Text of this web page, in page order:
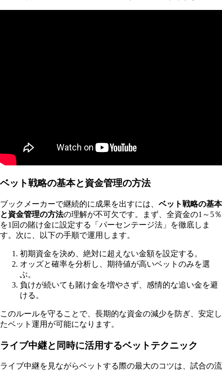
ベット戦略の基本と資金管理の方法
ブックメーカーで継続的に成果を出すには、 ベット戦略の基本
と資金管理の方法の理解が不可欠です。まず、全資金の1～5％
を1回の賭け金に設定する「パーセンテージ法」を徹底しま
す。次に、以下の手順で運用します。
初期資金を決め、絶対に超えない金額を設定する。
オッズと確率を分析し、期待値が高いベットのみを選
ぶ。
負けが続いても賭け金を増やさず、感情的な追い金を避
ける。
このルールを守ることで、長期的な資金の減少を防ぎ、安定し
たベット運用が可能になります。
ライブ中継と同時に活用するベットテクニック
ライブ中継を見ながらベットする際の最大のコツは、試合の流